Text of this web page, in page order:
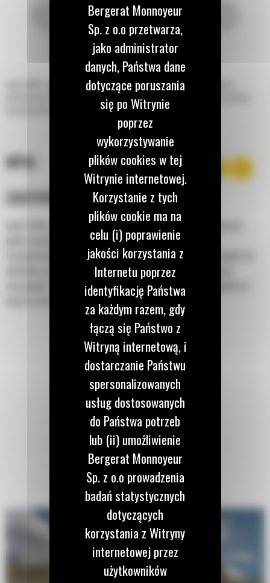
Łyżki Cat® o dużej wytrzymałości (HD) do koparko-ładowarek są doskonale
dostosowane do gleby zawierającej odłamki skalne oraz do rozbijania i usuwania
OPIS
ZASTOSOWANIE
Łyżki Cat® o dużej wytrzymałości są doskonale dostosowane do
gleby zawierającej odłamki skalne oraz do rozbijania i
transportowania twardego materiału. Idealne do kopania rowów, do
układania mediów, fundamentów, zasypywania i ogólnych prac
związanych z wykopami w budownictwie, kształtowaniu krajobrazu i
innych zastosowaniach.
Bergerat Monnoyeur
Sp. z o.o przetwarza,
jako administrator
danych, Państwa dane
dotyczące poruszania
się po Witrynie
poprzez
wykorzystywanie
plików cookies w tej
Witrynie internetowej.
Korzystanie z tych
plików cookie ma na
celu (i) poprawienie
jakości korzystania z
Internetu poprzez
identyfikację Państwa
za każdym razem, gdy
łączą się Państwo z
Witryną internetową, i
dostarczanie Państwu
spersonalizowanych
usług dostosowanych
do Państwa potrzeb
lub (ii) umożliwienie
Bergerat Monnoyeur
Sp. z o.o prowadzenia
badań statystycznych
dotyczących
korzystania z Witryny
internetowej przez
użytkowników